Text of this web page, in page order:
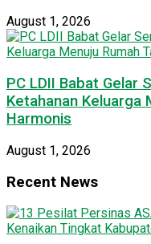
August 1, 2026
PC LDII Babat Gelar
Ketahanan Keluarga
Harmonis
August 1, 2026
Recent News